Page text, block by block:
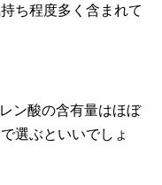
ち程度多く含まれて
ン酸の含有量はほぼ
選ぶといいでしょ